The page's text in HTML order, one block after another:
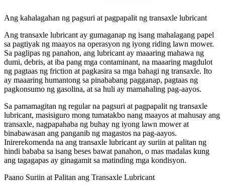
Ang kahalagahan ng pagsuri at pagpapalit ng transaxle lubricant
Ang transaxle lubricant ay gumaganap ng isang mahalagang papel
sa pagtiyak ng maayos na operasyon ng iyong riding lawn mower.
Sa paglipas ng panahon, ang lubricant ay maaaring mahawa ng
dumi, debris, at iba pang mga contaminant, na maaaring magdulot
ng pagtaas ng friction at pagkasira sa mga bahagi ng transaxle. Ito
ay maaaring humantong sa pinababang pagganap, pagtaas ng
pagkonsumo ng gasolina, at sa huli ay mamahaling pag-aayos.
Sa pamamagitan ng regular na pagsuri at pagpapalit ng transaxle
lubricant, masisiguro mong tumatakbo nang maayos at mahusay ang
transaxle, nagpapahaba ng buhay ng iyong lawn mower at
binabawasan ang panganib ng magastos na pag-aayos.
Inirerekomenda na ang transaxle lubricant ay suriin at palitan ng
hindi bababa sa isang beses bawat panahon, o mas madalas kung
ang tagagapas ay ginagamit sa matinding mga kondisyon.
Paano Suriin at Palitan ang Transaxle Lubricant